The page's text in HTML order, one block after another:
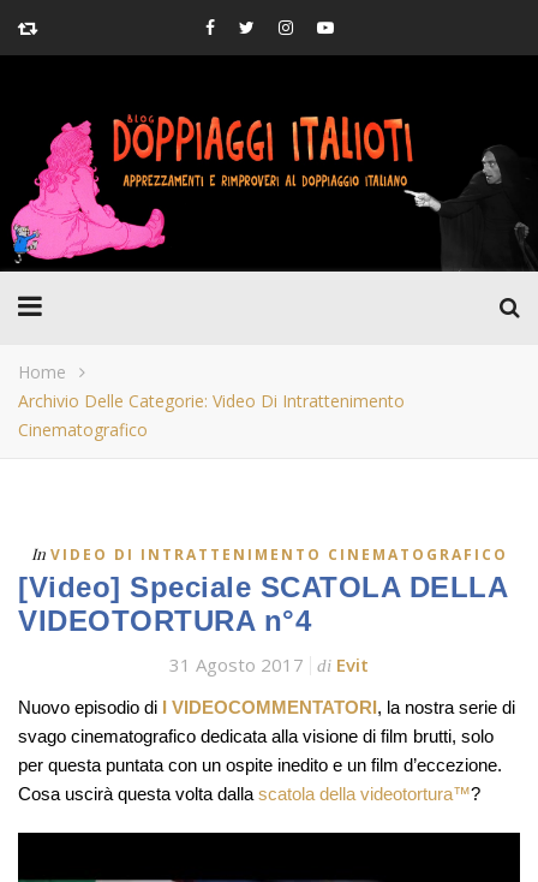
Home
Archivio Delle Categorie: Video Di Intrattenimento
Cinematografico
In VIDEO DI INTRATTENIMENTO CINEMATOGRAFICO
[Video] Speciale SCATOLA DELLA
VIDEOTORTURA n°4
31 Agosto 2017 di Evit
Nuovo episodio di I VIDEOCOMMENTATORI, la nostra serie di
svago cinematografico dedicata alla visione di film brutti, solo
per questa puntata con un ospite inedito e un film d’eccezione.
Cosa uscirà questa volta dalla scatola della videotortura™?